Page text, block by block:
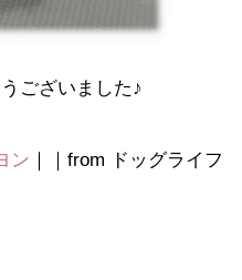
ございました♪
ン ｜｜from ドッグライフ